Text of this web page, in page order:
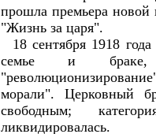
прошла премьера
"Жизнь за царя".
18 сентября 1918
семье и браке,
морали". Церковный
свободным;
ликвидировалась.